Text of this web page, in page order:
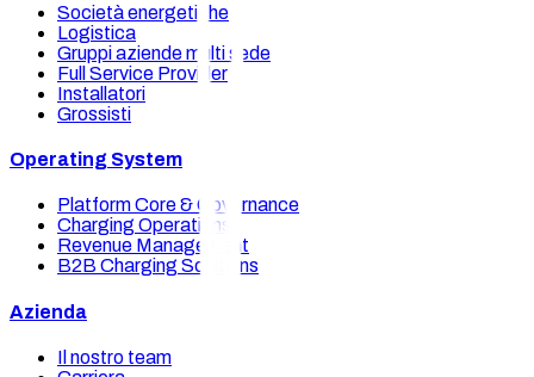
Società energetiche
Logistica
Gruppi aziende multi sede
Full Service Provider
Installatori
Grossisti
Operating System
Platform Core & Governance
Charging Operations
Revenue Management
B2B Charging Solutions
Azienda
Il nostro team